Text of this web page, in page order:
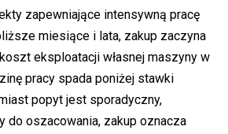
zapewniające intensywną pracę
miesiące i lata, zakup zaczyna
eksploatacji własnej maszyny w
pracy spada poniżej stawki
popyt jest sporadyczny,
do oszacowania, zakup oznacza